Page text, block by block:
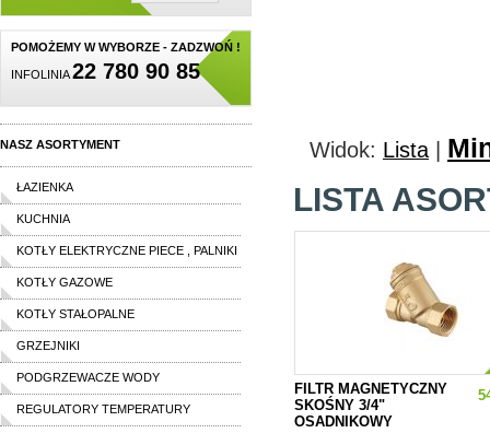
POMOŻEMY W WYBORZE - ZADZWOŃ !
INFOLINIA22 780 90 85
NASZ ASORTYMENT
ŁAZIENKA
KUCHNIA
KOTŁY ELEKTRYCZNE PIECE , PALNIKI
KOTŁY GAZOWE
KOTŁY STAŁOPALNE
GRZEJNIKI
PODGRZEWACZE WODY
REGULATORY TEMPERATURY
Widok: Lista
LISTA
FILTR MAGNETYCZNY
SKOŚNY 3/4"
OSADNIKOWY